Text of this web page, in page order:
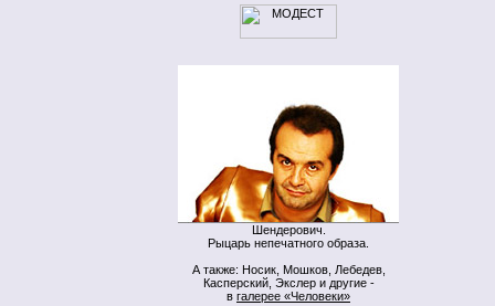
Шендерович.
Рыцарь непечатного образа.
А также: Носик, Мошков, Лебедев,
Касперский, Экслер и другие -
в галерее «Человеки»